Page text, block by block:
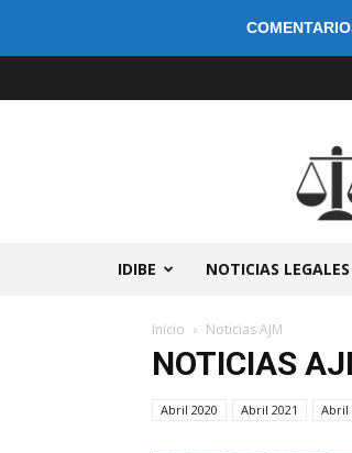
IDIBE NOTICIAS LEGALES
Inicio Noticias AJM
NOTICIAS
Abril 2020 Abril 2021 Abril